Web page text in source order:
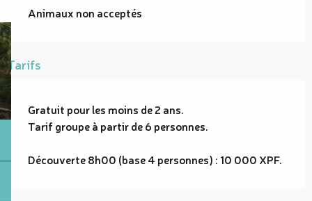
Animaux non acceptés
Tarifs
Gratuit pour les moins de 2 ans.
Tarif groupe à partir de 6 personnes.
Découverte 8h00 (base 4 personnes) : 10 000 XPF.